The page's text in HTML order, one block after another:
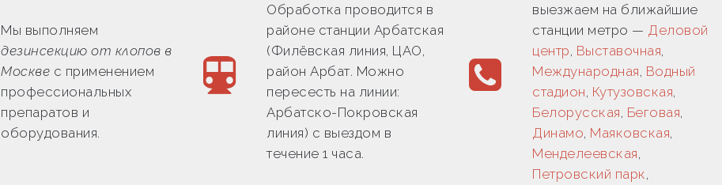
Мы выполняем
дезинсекцию от клопов в
Москве с применением
профессиональных
препаратов и
оборудования.
Обработка проводится в
районе станции Арбатская
(Филёвская линия, ЦАО,
район Арбат. Можно
пересесть на линии:
Арбатско-Покровская
линия) с выездом в
течение 1 часа.
выезжаем на ближайшие
станции метро — Деловой
центр, Выставочная,
Международная, Водный
стадион, Кутузовская,
Белорусская, Беговая,
Динамо, Маяковская,
Менделеевская,
Петровский парк,